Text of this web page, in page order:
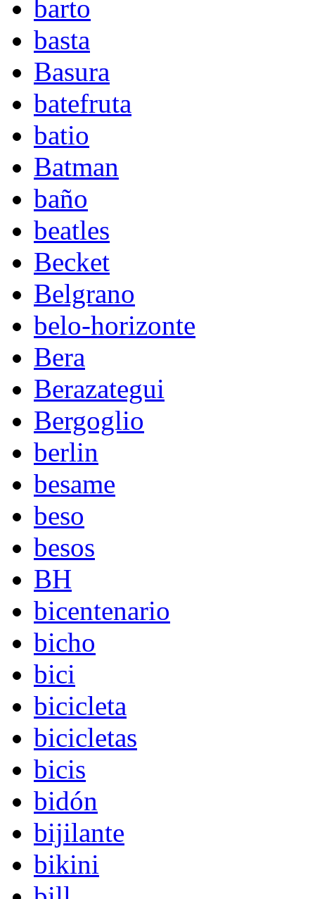
barto
basta
Basura
batefruta
batio
Batman
baño
beatles
Becket
Belgrano
belo-horizonte
Bera
Berazategui
Bergoglio
berlin
besame
beso
besos
BH
bicentenario
bicho
bici
bicicleta
bicicletas
bicis
bidón
bijilante
bikini